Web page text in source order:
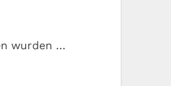
wurden …